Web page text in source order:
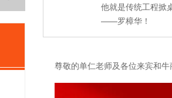
他就是传统工程掀
——罗樟华！
尊敬的单仁老师及各位来宾和牛